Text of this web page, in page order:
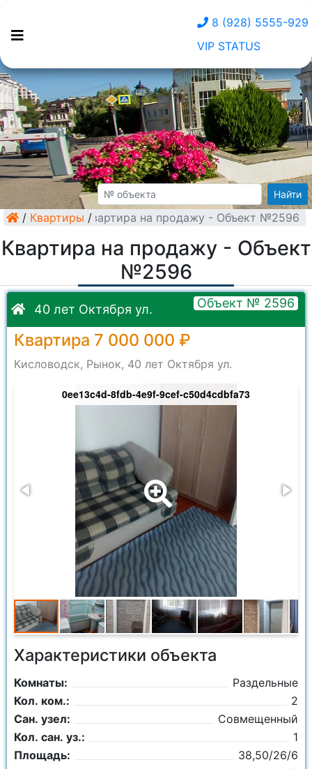
8 (928) 5555-929
VIP STATUS
Найти
/ Квартиры /
Квартира на продажу - Объект №2596
Квартира на продажу - Объект
№2596
40 лет Октября ул. Объект № 2596
Квартира 7 000 000 ₽
Кисловодск, Рынок, 40 лет Октября ул.
0ee13c4d-8fdb-4e9f-9cef-c50d4cdbfa73
Характеристики объекта
Комнаты:
Раздельные
Кол. ком.:
2
Сан. узел:
Совмещенный
Кол. сан. уз.:
1
Площадь:
38,50/26/6